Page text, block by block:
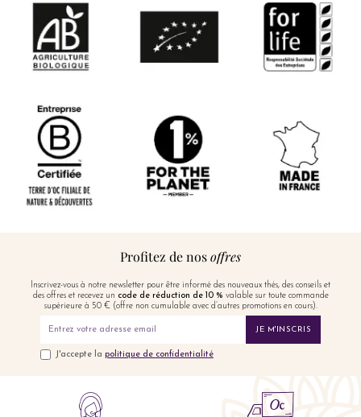
Profitez de nosoffres
Inscrivez-vous à notre newsletter pour être informé des nouveaux thés, des conseils et
des offres et recevez un code de réduction de 10 % valable sur toute commande
supérieure à 50 € (offre non cumulable avec d’autres promotions en cours).
JE M'INSCRIS
J'accepte la politique de confidentialité